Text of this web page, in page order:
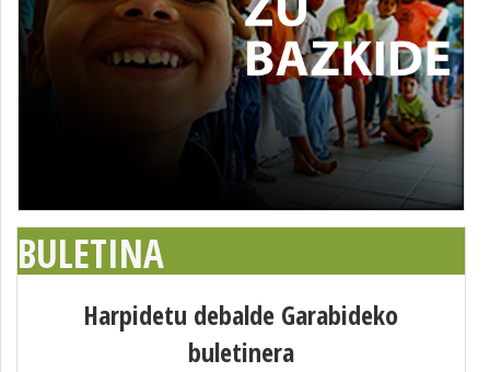
BULETINA
Harpidetu debalde Garabideko
buletinera